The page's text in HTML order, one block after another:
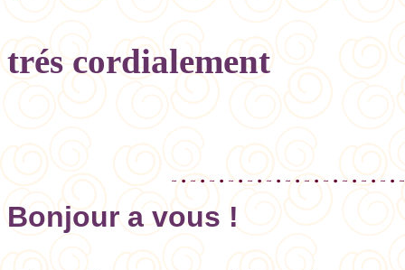
trés cordialement
Bonjour a vous !